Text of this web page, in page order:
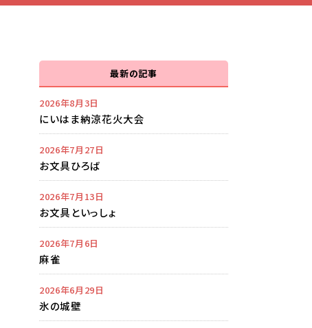
最新の記事
2026年8月3日
にいはま納涼花火大会
2026年7月27日
お文具ひろば
2026年7月13日
お文具といっしょ
2026年7月6日
麻雀
2026年6月29日
氷の城壁